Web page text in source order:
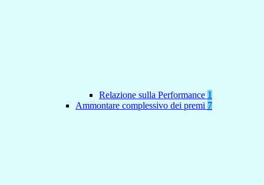
Relazione sulla Performance 1
Ammontare complessivo dei premi 7